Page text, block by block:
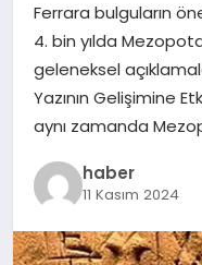
Ferrara bulguların
4. bin yılda
geleneksel
Yazının Gelişimine
aynı zamanda
haber
11 Kasım 2024